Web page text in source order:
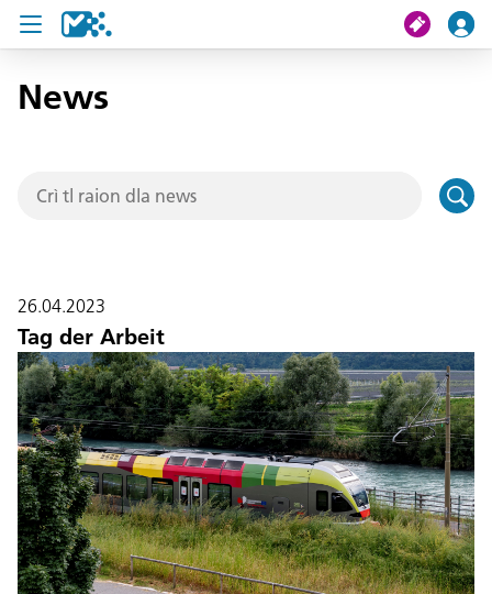
Crissa
News
Servisc y cuntat
News
26.04.2023
Tag der Arbeit